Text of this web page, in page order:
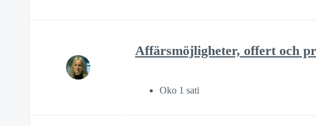
Affärsmöjligheter, offert och
Oko 1 sati